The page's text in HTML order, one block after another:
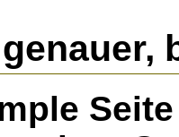
Seite